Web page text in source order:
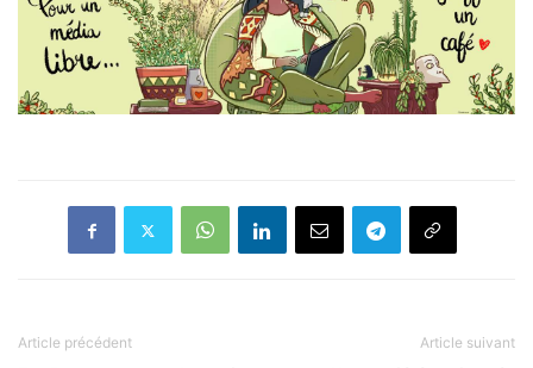
Article précédent Article suivant